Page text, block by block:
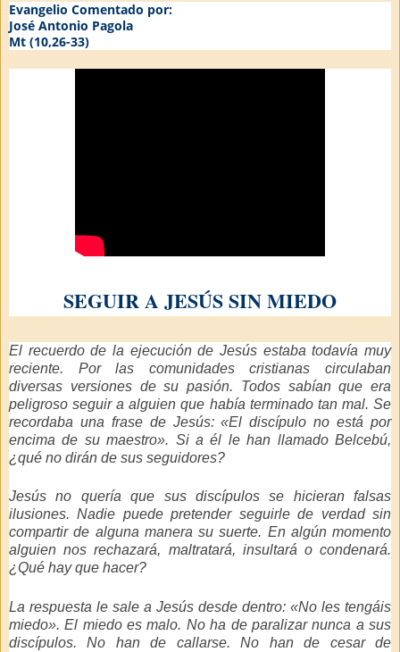
Evangelio Comentado por:
José Antonio Pagola
Mt (10,26-33)
SEGUIR A JESÚS SIN MIEDO
El recuerdo de la ejecución de Jesús estaba todavía muy
reciente. Por las comunidades cristianas circulaban
diversas versiones de su pasión. Todos sabían que era
peligroso seguir a alguien que había terminado tan mal. Se
recordaba una frase de Jesús: «El discípulo no está por
encima de su maestro». Si a él le han llamado Belcebú,
¿qué no dirán de sus seguidores?
Jesús no quería que sus discípulos se hicieran falsas
ilusiones. Nadie puede pretender seguirle de verdad sin
compartir de alguna manera su suerte. En algún momento
alguien nos rechazará, maltratará, insultará o condenará.
¿Qué hay que hacer?
La respuesta le sale a Jesús desde dentro: «No les tengáis
miedo». El miedo es malo. No ha de paralizar nunca a sus
discípulos. No han de callarse. No han de cesar de